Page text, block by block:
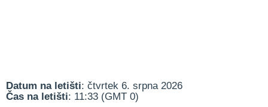
Datum na letišti: čtvrtek 6. srpna 2026
Čas na letišti: 11:33 (GMT 0)